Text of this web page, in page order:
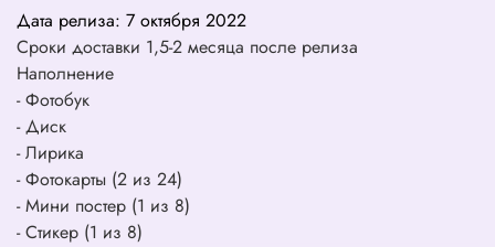
Дата релиза: 7 октября 2022
Сроки доставки 1,5-2 месяца после релиза
Наполнение
- Фотобук
- Диск
- Лирика
- Фотокарты (2 из 24)
- Мини постер (1 из 8)
- Стикер (1 из 8)